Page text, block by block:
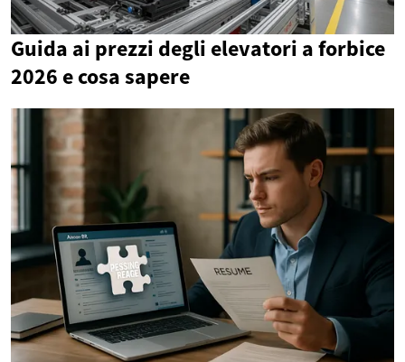
Guida ai prezzi degli elevatori a forbice
2026 e cosa sapere